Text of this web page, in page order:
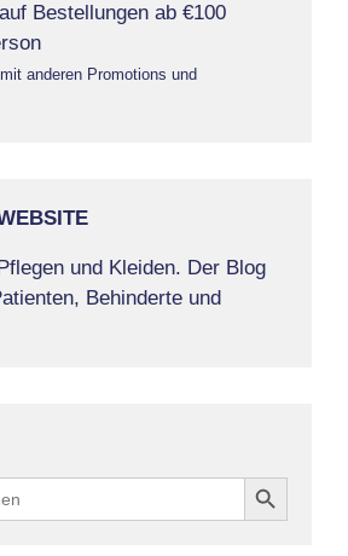
Bestellungen ab €100
anderen Promotions und
und Kleiden. Der Blog
Behinderte und
Search Button